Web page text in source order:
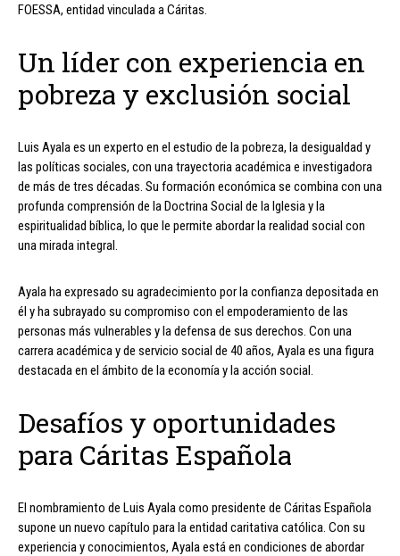
FOESSA, entidad vinculada a Cáritas.
Un líder con experiencia en
pobreza y exclusión social
Luis Ayala es un experto en el estudio de la pobreza, la desigualdad y
las políticas sociales, con una trayectoria académica e investigadora
de más de tres décadas. Su formación económica se combina con una
profunda comprensión de la Doctrina Social de la Iglesia y la
espiritualidad bíblica, lo que le permite abordar la realidad social con
una mirada integral.
Ayala ha expresado su agradecimiento por la confianza depositada en
él y ha subrayado su compromiso con el empoderamiento de las
personas más vulnerables y la defensa de sus derechos. Con una
carrera académica y de servicio social de 40 años, Ayala es una figura
destacada en el ámbito de la economía y la acción social.
Desafíos y oportunidades
para Cáritas Española
El nombramiento de Luis Ayala como presidente de Cáritas Española
supone un nuevo capítulo para la entidad caritativa católica. Con su
experiencia y conocimientos, Ayala está en condiciones de abordar